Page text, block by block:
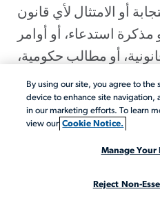
أو الامتثال لأي قانون
مذكرة استدعاء، أو أوامر
أو مطالب حكومية،
لأوامر السلطات
الأمن القومي أو إنفاذ
أيضًا الكشف عن معلوماتك
إثبات أو ممارسة حقوقنا
By using our site, you agree to the
device to enhance site navigation,
in our marketing efforts. To learn
view our Cookie Notice.
Manage Your
Reject Non-